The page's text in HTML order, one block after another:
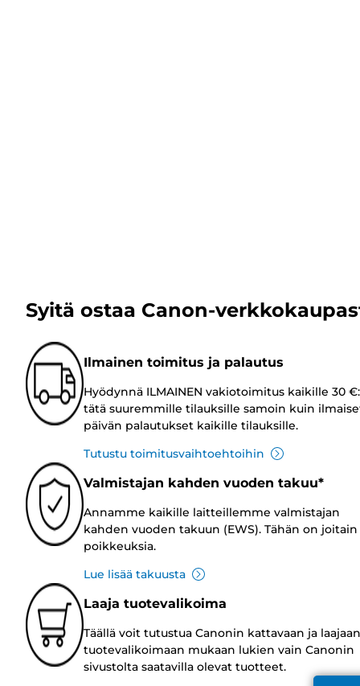
Syitä ostaa Canon-
Ilmainen toimitus ja palautus
Hyödynnä ILMAINEN vakiotoimitus kaikille 30
tätä suuremmille tilauksille samoin kuin
päivän palautukset kaikille tilauksille.
Tutustu toimitusvaihtoehtoihin
Valmistajan kahden vuoden takuu*
Annamme kaikille laitteillemme valmistajan
kahden vuoden takuun (EWS). Tähän on joitain
poikkeuksia.
Lue lisää takuusta
Laaja tuotevalikoima
Täällä voit tutustua Canonin kattavaan ja laajaan
tuotevalikoimaan mukaan lukien vain Canonin
sivustolta saatavilla olevat tuotteet.